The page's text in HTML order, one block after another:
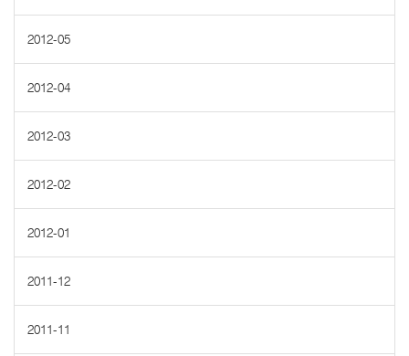
2012-05
2012-04
2012-03
2012-02
2012-01
2011-12
2011-11